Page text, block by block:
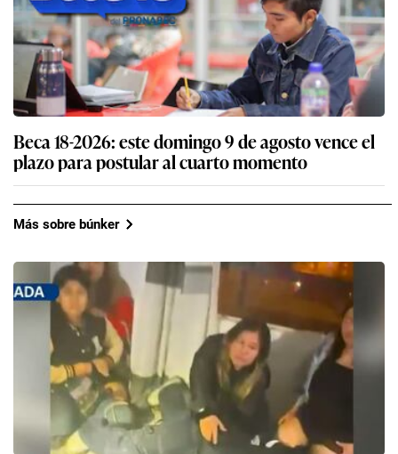
Beca 18-2026: este domingo 9 de agosto vence el
plazo para postular al cuarto momento
Más sobre búnker